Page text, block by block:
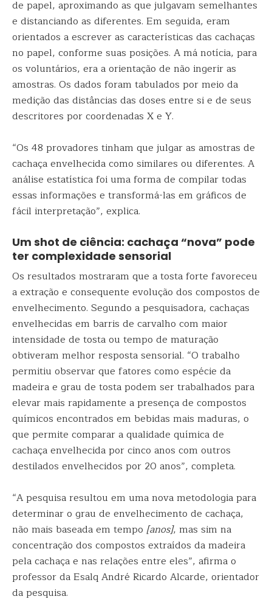
de papel, aproximando as que julgavam semelhantes
e distanciando as diferentes. Em seguida, eram
orientados a escrever as características das cachaças
no papel, conforme suas posições. A má notícia, para
os voluntários, era a orientação de não ingerir as
amostras. Os dados foram tabulados por meio da
medição das distâncias das doses entre si e de seus
descritores por coordenadas X e Y.
“Os 48 provadores tinham que julgar as amostras de
cachaça envelhecida como similares ou diferentes. A
análise estatística foi uma forma de compilar todas
essas informações e transformá-las em gráficos de
fácil interpretação”, explica.
Um shot de ciência: cachaça “nova” pode
ter complexidade sensorial
Os resultados mostraram que a tosta forte favoreceu
a extração e consequente evolução dos compostos de
envelhecimento. Segundo a pesquisadora, cachaças
envelhecidas em barris de carvalho com maior
intensidade de tosta ou tempo de maturação
obtiveram melhor resposta sensorial. “O trabalho
permitiu observar que fatores como espécie da
madeira e grau de tosta podem ser trabalhados para
elevar mais rapidamente a presença de compostos
químicos encontrados em bebidas mais maduras, o
que permite comparar a qualidade química de
cachaça envelhecida por cinco anos com outros
destilados envelhecidos por 20 anos”, completa.
“A pesquisa resultou em uma nova metodologia para
determinar o grau de envelhecimento de cachaça,
não mais baseada em tempo [anos], mas sim na
concentração dos compostos extraídos da madeira
pela cachaça e nas relações entre eles”, afirma o
professor da Esalq André Ricardo Alcarde, orientador
da pesquisa.